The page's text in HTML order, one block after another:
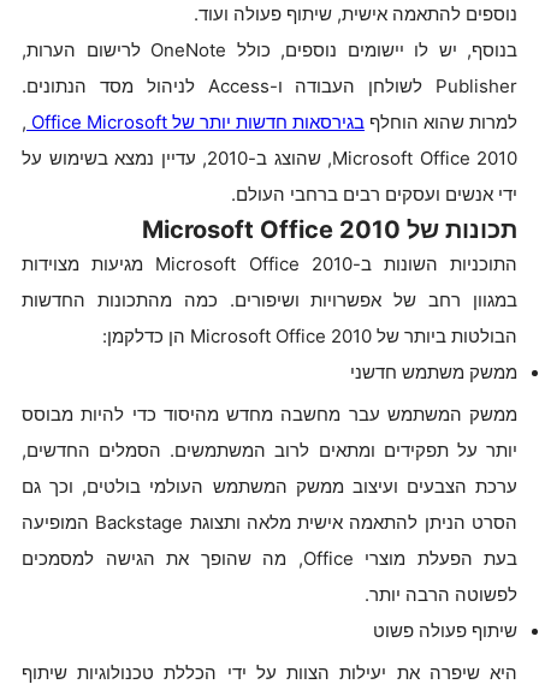
נוספים להתאמה אישית, שיתוף פעולה ועוד.
בנוסף, יש לו יישומים נוספים, כולל OneNote לרישום הערות,
Publisher לשולחן העבודה ו-Access לניהול מסד הנתונים.
למרות שהוא הוחלף בגירסאות חדשות יותר של Microsoft
Office
,
Microsoft Office 2010, שהוצג ב-2010, עדיין נמצא בשימוש על
ידי אנשים ועסקים רבים ברחבי העולם.
תכונות של Microsoft Office 2010
התוכניות השונות ב-Microsoft Office 2010 מגיעות מצוידות
במגוון רחב של אפשרויות ושיפורים. כמה מהתכונות החדשות
הבולטות ביותר של Microsoft Office 2010 הן כדלקמן:
ממשק משתמש חדשני
ממשק המשתמש עבר מחשבה מחדש מהיסוד כדי להיות מבוסס
יותר על תפקידים ומתאים לרוב המשתמשים. הסמלים החדשים,
ערכת הצבעים ועיצוב ממשק המשתמש העולמי בולטים, וכך גם
הסרט הניתן להתאמה אישית מלאה ותצוגת Backstage המופיעה
בעת הפעלת מוצרי Office, מה שהופך את הגישה למסמכים
לפשוטה הרבה יותר.
שיתוף פעולה פשוט
היא שיפרה את יעילות הצוות על ידי הכללת טכנולוגיות שיתוף